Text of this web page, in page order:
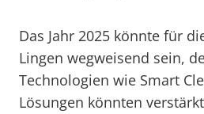
Das Jahr 2025 könnte für
Lingen wegweisend sein,
Technologien wie Smart
Lösungen könnten